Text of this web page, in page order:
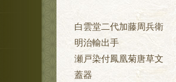
白雲堂二代加藤周兵衛
明治輸出手
瀬戸染付鳳凰菊唐草文
蓋器